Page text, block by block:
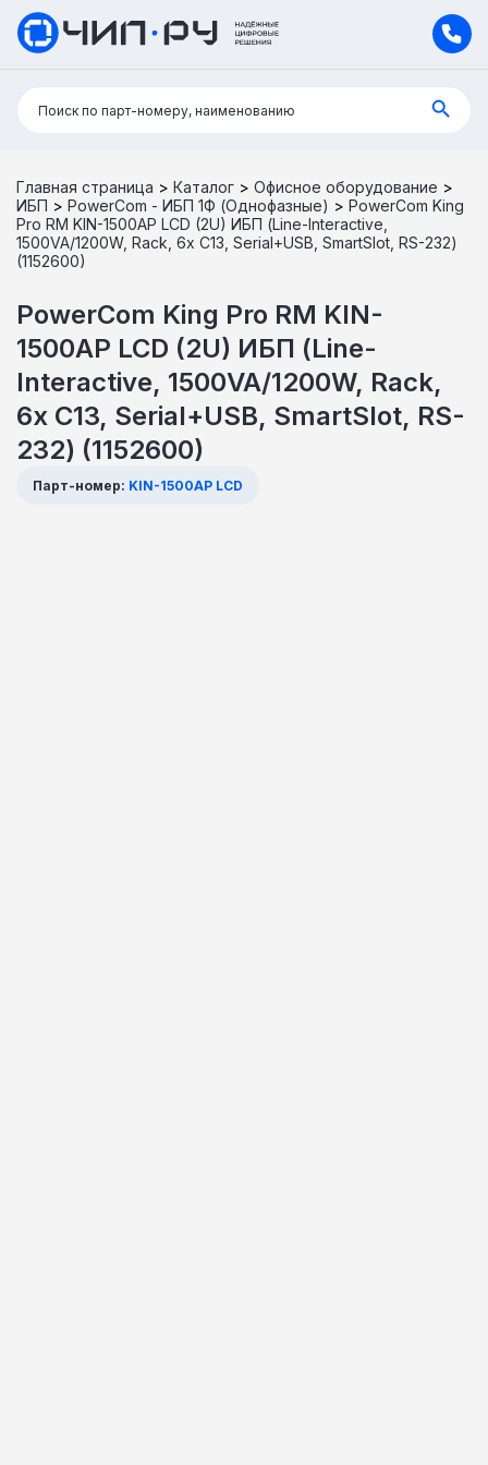
Поиск:
Поиск по парт-номеру, наименованию
Главная страница > Каталог > Офисное оборудование >
ИБП > PowerCom - ИБП 1Ф (Однофазные) > PowerCom King
Pro RM KIN-1500AP LCD (2U) ИБП (Line-Interactive,
1500VA/1200W, Rack, 6х С13, Serial+USB, SmartSlot, RS-232)
(1152600)
PowerCom King Pro RM KIN-
1500AP LCD (2U) ИБП (Line-
Interactive, 1500VA/1200W, Rack,
6х С13, Serial+USB, SmartSlot, RS-
232) (1152600)
Парт-номер: KIN-1500AP LCD